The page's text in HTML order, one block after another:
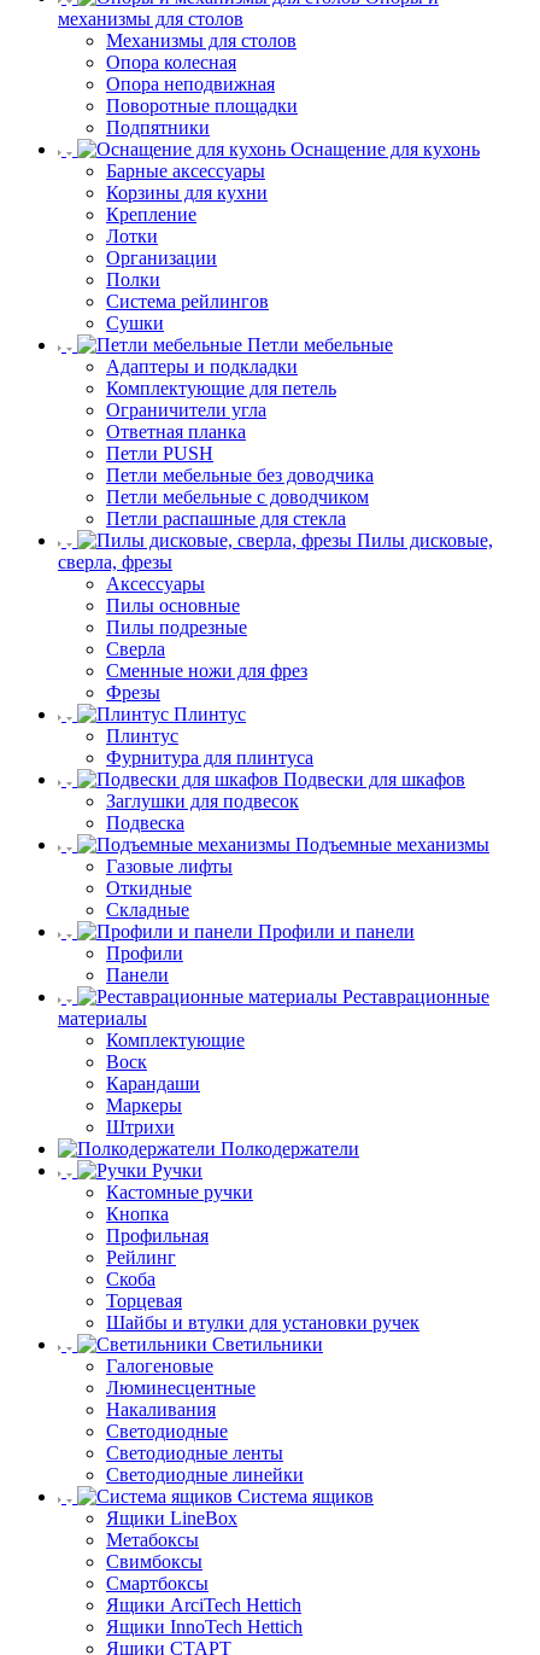
механизмы для столов
Механизмы для столов
Опора колесная
Опора неподвижная
Поворотные площадки
Подпятники
Оснащение для кухонь
Барные аксессуары
Корзины для кухни
Крепление
Лотки
Организации
Полки
Система рейлингов
Сушки
Петли мебельные
Адаптеры и подкладки
Комплектующие для петель
Ограничители угла
Ответная планка
Петли PUSH
Петли мебельные без доводчика
Петли мебельные с доводчиком
Петли распашные для стекла
Пилы дисковые,
сверла, фрезы
Аксессуары
Пилы основные
Пилы подрезные
Сверла
Сменные ножи для фрез
Фрезы
Плинтус
Плинтус
Фурнитура для плинтуса
Подвески для шкафов
Заглушки для подвесок
Подвеска
Подъемные механизмы
Газовые лифты
Откидные
Складные
Профили и панели
Профили
Панели
Реставрационные
материалы
Комплектующие
Воск
Карандаши
Маркеры
Штрихи
Полкодержатели
Ручки
Кастомные ручки
Кнопка
Профильная
Рейлинг
Скоба
Торцевая
Шайбы и втулки для установки ручек
Светильники
Галогеновые
Люминесцентные
Накаливания
Светодиодные
Светодиодные ленты
Светодиодные линейки
Система ящиков
Ящики LineBox
Метабоксы
Свимбоксы
Смартбоксы
Ящики ArciTech Hettich
Ящики InnoTech Hettich
Ящики СТАРТ